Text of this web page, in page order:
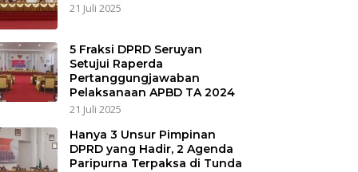
21 Juli 2025
5 Fraksi DPRD Seruyan
Setujui Raperda
Pertanggungjawaban
Pelaksanaan APBD TA 2024
21 Juli 2025
Hanya 3 Unsur Pimpinan
DPRD yang Hadir, 2 Agenda
Paripurna Terpaksa di Tunda